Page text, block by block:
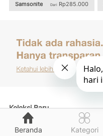
Samsonite
Dari Rp285.000
Koleksi Baru
Beranda Kategori